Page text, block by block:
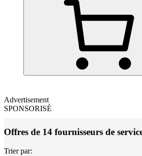
Advertisement
SPONSORISÉ
Offres de 14 fournisseurs de
Trier par: